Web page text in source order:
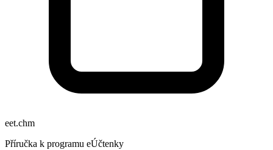
eet.chm
Příručka k programu eÚčtenky